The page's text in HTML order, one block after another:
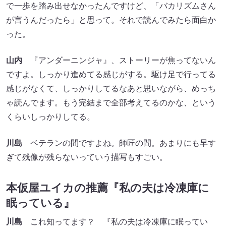
で一歩を踏み出せなかったんですけど、「バカリズムさん
が言うんだったら」と思って。それで読んでみたら面白か
った。
山内 『アンダーニンジャ』、ストーリーが焦ってないん
ですよ。しっかり進めてる感じがする。駆け足で行ってる
感じがなくて、しっかりしてるなあと思いながら、めっち
ゃ読んでます。もう完結まで全部考えてるのかな、という
くらいしっかりしてる。
川島 ベテランの間ですよね。師匠の間。あまりにも早す
ぎて残像が残らないっていう描写もすごい。
本仮屋ユイカの推薦『私の夫は冷凍庫に
眠っている』
川島 これ知ってます？ 『私の夫は冷凍庫に眠ってい